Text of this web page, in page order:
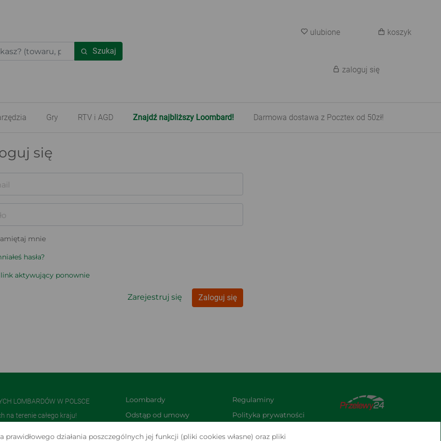
Szukaj
ulubione koszyk
zaloguj się
Gry RTV i AGD Znajdź najbliższy Loombard! Darmowa dostawa z Pocztex od 50zł!
się
mnie
hasła?
aktywujący ponownie
Zarejestruj się Zaloguj się
LOMBARDÓW W POLSCE
na terenie całego kraju!
Loombardy
Odstąp od umowy
Regulaminy
Polityka prywatności
działania poszczególnych jej funkcji (pliki cookies własne) oraz pliki